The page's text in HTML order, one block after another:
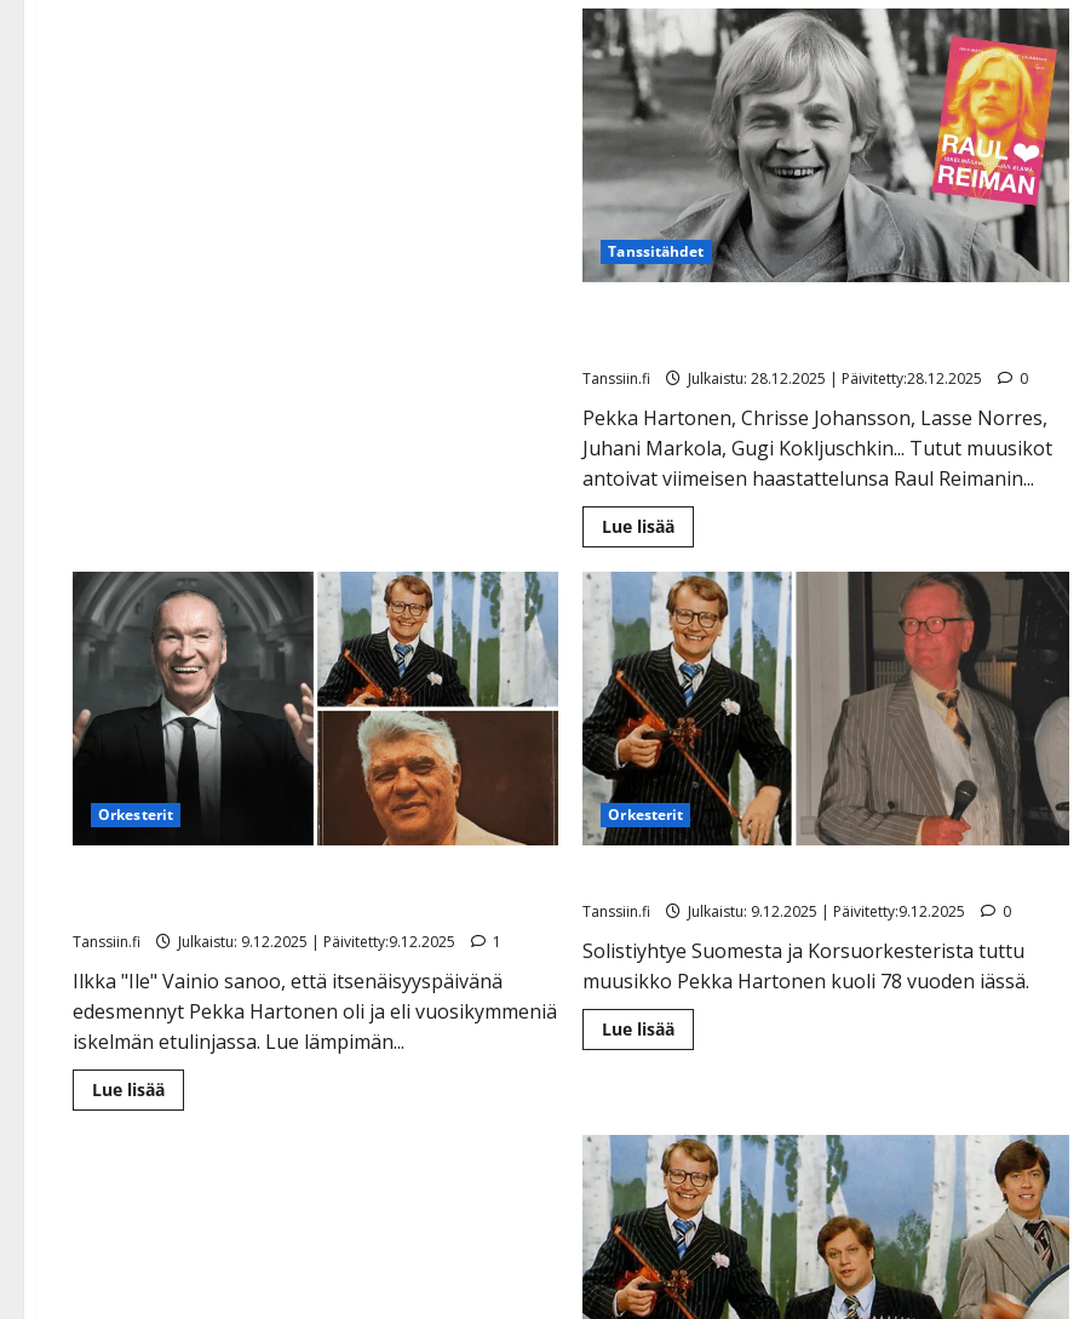
Heidät
menetimme
vuonna
2025:
Tapani
Kansa,
Marko
Lämsä,
Chrisse
Johansson,
Kyösti
Roth,
Pate
Mustajärvi…
Tanssitähdet
Tanssiin.fi Julkaistu: 28.12.2025 | Päivitetty:28.12.2025 0
Pekka Hartonen, Chrisse Johansson, Lasse Norres,
Juhani Markola, Gugi Kokljuschkin... Tutut muusikot
antoivat viimeisen haastattelunsa Raul Reimanin...
Lue lisääLue
lisää
Raul
Reimanin
elämäkerta
tallensi
monen
tähden
viimeiset
sanat
–
”Surullista
ja
hurjaa”
Orkesterit
Tanssiin.fi Julkaistu: 9.12.2025 | Päivitetty:9.12.2025 1
Ilkka "Ile" Vainio sanoo, että itsenäisyyspäivänä
edesmennyt Pekka Hartonen oli ja eli vuosikymmeniä
iskelmän etulinjassa. Lue lämpimän...
Lue lisääLue
lisää
Orkesterit
Tanssiin.fi Julkaistu: 9.12.2025 | Päivitetty:9.12.2025 0
Solistiyhtye Suomesta ja Korsuorkesterista tuttu
muusikko Pekka Hartonen kuoli 78 vuoden iässä.
Lue lisääLue
lisää
kuollut